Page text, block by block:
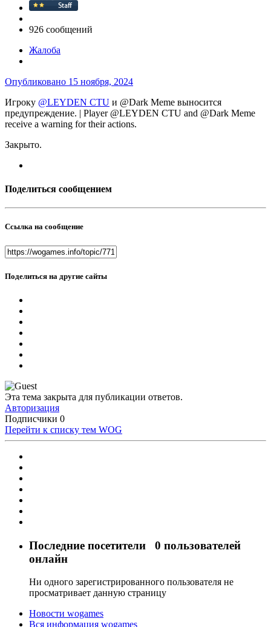
926 сообщений
Жалоба
Опубликовано 15 ноября, 2024
Игроку @LEYDEN CTU и @Dark Meme выносится
предупреждение. | Player @LEYDEN CTU and @Dark Meme
receive a warning for their actions.
Закрыто.
Поделиться сообщением
Ссылка на сообщение
Поделиться на другие сайты
Эта тема закрыта для публикации ответов.
Авторизация
Подписчики 0
Перейти к списку тем WOG
Последние посетители 0 пользователей
онлайн
Ни одного зарегистрированного пользователя не
просматривает данную страницу
Новости wogames
Вся информация wogames